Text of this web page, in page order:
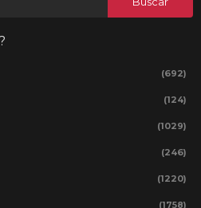
(692)
(124)
(1029)
(246)
(1220)
(1758)